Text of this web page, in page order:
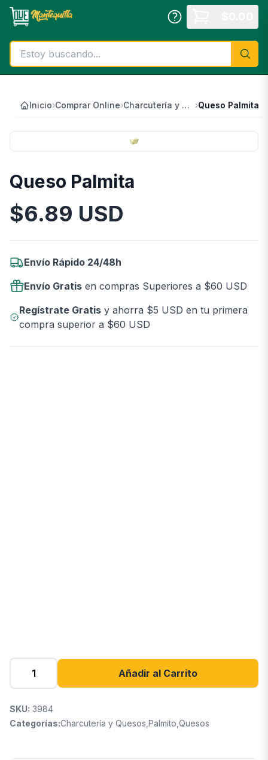
Saltar al contenido principal
Inicio›Comprar Online› Charcutería y Quesos ›Queso Palmita
Queso Palmita
Información del Producto
$6.89 USD
Envío Rápido 24/48h
Envío Gratis en compras Superiores a $60 USD
Regístrate Gratisy ahorra $5 USD en tu primera
compra superior a $60 USD
Añadir al Carrito
SKU: 3984
Categorías:Charcutería y Quesos Palmito Quesos